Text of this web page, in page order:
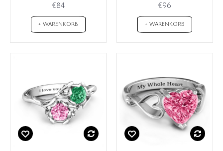
€84
+ WARENKORB
€96
+ WARENKORB